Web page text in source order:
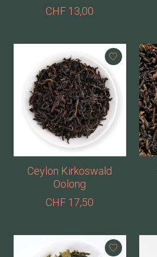
CHF 13,00
Ceylon Kirkoswald
Oolong
CHF 17,50